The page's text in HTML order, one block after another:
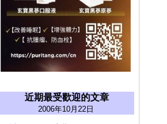
近期最受歡迎的文章
2006年10月22日